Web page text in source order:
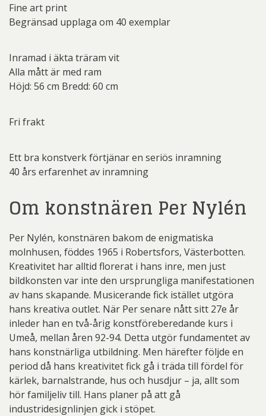
Fine art print
Begränsad upplaga om 40 exemplar
Inramad i äkta träram vit
Alla mått är med ram
Höjd: 56 cm Bredd: 60 cm
Fri frakt
Ett bra konstverk förtjänar en seriös inramning
40 års erfarenhet av inramning
Om konstnären Per Nylén
Per Nylén, konstnären bakom de enigmatiska
molnhusen, föddes 1965 i Robertsfors, Västerbotten.
Kreativitet har alltid florerat i hans inre, men just
bildkonsten var inte den ursprungliga manifestationen
av hans skapande. Musicerande fick istället utgöra
hans kreativa outlet. När Per senare nått sitt 27e år
inleder han en två-årig konstföreberedande kurs i
Umeå, mellan åren 92-94. Detta utgör fundamentet av
hans konstnärliga utbildning. Men härefter följde en
period då hans kreativitet fick gå i träda till fördel för
kärlek, barnalstrande, hus och husdjur – ja, allt som
hör familjeliv till. Hans planer på att gå
industridesignlinjen gick i stöpet.